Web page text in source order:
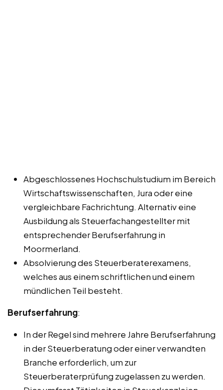
Abgeschlossenes Hochschulstudium im Bereich
Wirtschaftswissenschaften, Jura oder eine
vergleichbare Fachrichtung. Alternativ eine
Ausbildung als Steuerfachangestellter mit
entsprechender Berufserfahrung in
Moormerland.
Absolvierung des Steuerberaterexamens,
welches aus einem schriftlichen und einem
mündlichen Teil besteht.
Berufserfahrung:
In der Regel sind mehrere Jahre Berufserfahrung
in der Steuerberatung oder einer verwandten
Branche erforderlich, um zur
Steuerberaterprüfung zugelassen zu werden.